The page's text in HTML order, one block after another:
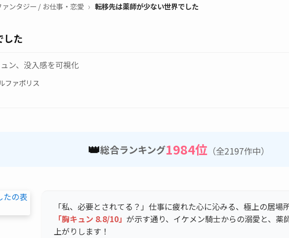
ンタジー / お仕事・恋愛 転移先は薬師が少ない世界でした
した
ン、没入感を可視化
ファポリス
👑総合ランキング1984位（全2197作中）
「私、必要とされてる？」仕事に疲れた心に沁みる、極上の居場
「胸キュン 8.8/10」 が示す通り、イケメン騎士からの溺愛と、薬
上がりします！